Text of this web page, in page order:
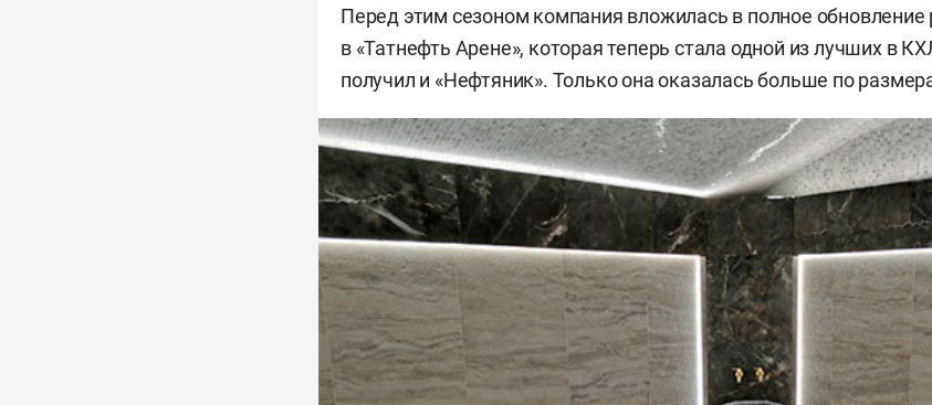
Перед этим сезоном компания вложилась в полное обновление
в «Татнефть Арене», которая теперь стала одной из лучших в
получил и «Нефтяник». Только она оказалась больше по